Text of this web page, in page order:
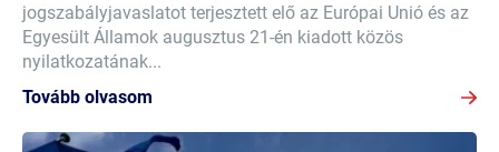
jogszabályjavaslatot terjesztett elő az Európai Unió és az
Egyesült Államok augusztus 21-én kiadott közös
nyilatkozatának...
Tovább olvasom